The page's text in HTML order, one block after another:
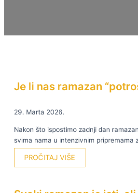
Je li nas ramazan
29. Marta 2026.
Nakon što ispostimo zadnji dan
svima nama u intenzivnim pripremama
PROČITAJ VIŠE